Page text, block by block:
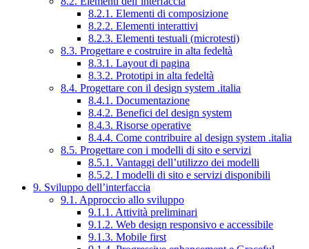
8.2.1. Elementi di composizione
8.2.2. Elementi interattivi
8.2.3. Elementi testuali (microtesti)
8.3. Progettare e costruire in alta fedeltà
8.3.1. Layout di pagina
8.3.2. Prototipi in alta fedeltà
8.4. Progettare con il design system .italia
8.4.1. Documentazione
8.4.2. Benefici del design system
8.4.3. Risorse operative
8.4.4. Come contribuire al design system .italia
8.5. Progettare con i modelli di sito e servizi
8.5.1. Vantaggi dell’utilizzo dei modelli
8.5.2. I modelli di sito e servizi disponibili
9. Sviluppo dell’interfaccia
9.1. Approccio allo sviluppo
9.1.1. Attività preliminari
9.1.2. Web design responsivo e accessibile
9.1.3. Mobile first